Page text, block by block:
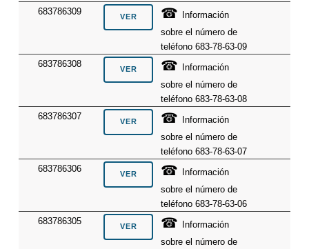
683786309
☎
Información
sobre el número de
teléfono 683-78-63-09
683786308
☎
Información
sobre el número de
teléfono 683-78-63-08
683786307
☎
Información
sobre el número de
teléfono 683-78-63-07
683786306
☎
Información
sobre el número de
teléfono 683-78-63-06
683786305
☎
Información
sobre el número de